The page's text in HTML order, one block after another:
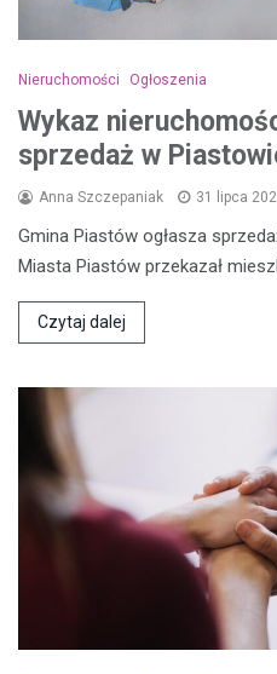
Nieruchomości Ogłoszenia
Wykaz
sprzedaż w
Anna Szczepaniak 31 lipca
Gmina Piastów ogłasza
Miasta Piastów przekazał
Czytaj dalej